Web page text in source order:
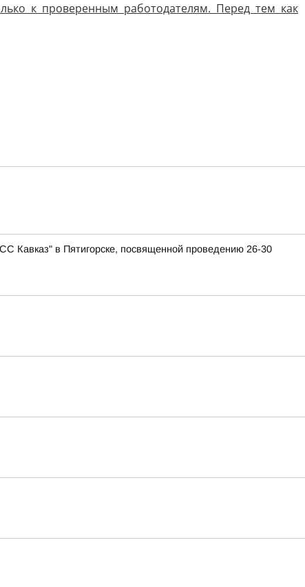
к проверенным работодателям. Перед тем как
Кавказ" в Пятигорске, посвященной проведению 26-30